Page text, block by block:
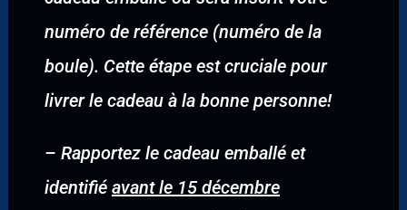
numéro de référence (numéro de la
boule). Cette étape est cruciale pour
livrer le cadeau à la bonne personne!
– Rapportez le cadeau emballé et
identifié avant le 15 décembre